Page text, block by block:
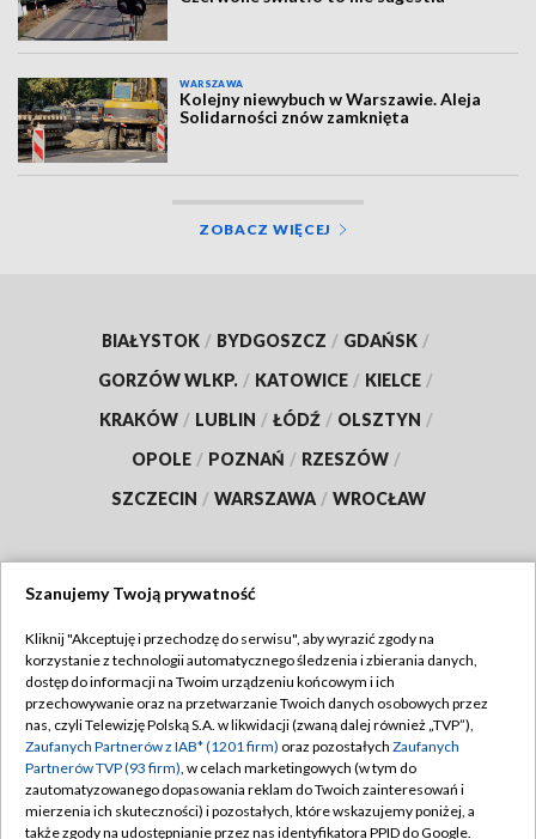
WARSZAWA
Kolejny niewybuch w Warszawie. Aleja
Solidarności znów zamknięta
ZOBACZ WIĘCEJ
BIAŁYSTOK / BYDGOSZCZ / GDAŃSK /
GORZÓW WLKP. / KATOWICE / KIELCE /
KRAKÓW / LUBLIN / ŁÓDŹ / OLSZTYN /
OPOLE / POZNAŃ / RZESZÓW /
SZCZECIN / WARSZAWA / WROCŁAW
TVP
Abonament TVP
Emisja w TVP
Centrum informacji TVP
Naziemna Telewizja Cyfrowa
Regulamin TVP
Polityka prywatności
Moje zgody
Pomoc
Szanujemy Twoją prywatność
Kliknij "Akceptuję i przechodzę do serwisu", aby wyrazić zgody na
korzystanie z technologii automatycznego śledzenia i zbierania danych,
dostęp do informacji na Twoim urządzeniu końcowym i ich
przechowywanie oraz na przetwarzanie Twoich danych osobowych przez
nas, czyli Telewizję Polską S.A. w likwidacji (zwaną dalej również „TVP”),
Zaufanych Partnerów z IAB* (1201 firm) oraz pozostałych Zaufanych
Partnerów TVP (93 firm), w celach marketingowych (w tym do
zautomatyzowanego dopasowania reklam do Twoich zainteresowań i
mierzenia ich skuteczności) i pozostałych, które wskazujemy poniżej, a
także zgody na udostępnianie przez nas identyfikatora PPID do Google.